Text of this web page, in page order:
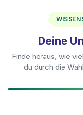
Deine
Finde heraus, wie
du durch die